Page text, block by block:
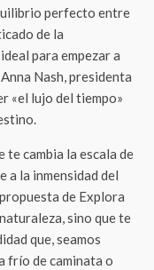
perfecto entre
de la
para empezar a
Nash, presidenta
«el lujo del tiempo»
te cambia la escala de
a la inmensidad del
de Explora
sino que te
que, seamos
frío de caminata o